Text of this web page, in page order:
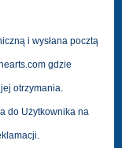
i wysłana pocztą
gdzie
otrzymania.
do Użytkownika na